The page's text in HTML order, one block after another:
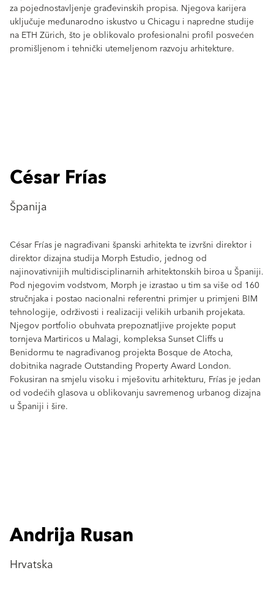
za pojednostavljenje građevinskih propisa. Njegova karijera
uključuje međunarodno iskustvo u Chicagu i napredne studije
na ETH Zürich, što je oblikovalo profesionalni profil posvećen
promišljenom i tehnički utemeljenom razvoju arhitekture.
César Frías
Španija
César Frías je nagrađivani španski arhitekta te izvršni direktor i
direktor dizajna studija Morph Estudio, jednog od
najinovativnijih multidisciplinarnih arhitektonskih biroa u Španiji.
Pod njegovim vodstvom, Morph je izrastao u tim sa više od 160
stručnjaka i postao nacionalni referentni primjer u primjeni BIM
tehnologije, održivosti i realizaciji velikih urbanih projekata.
Njegov portfolio obuhvata prepoznatljive projekte poput
tornjeva Martiricos u Malagi, kompleksa Sunset Cliffs u
Benidormu te nagrađivanog projekta Bosque de Atocha,
dobitnika nagrade Outstanding Property Award London.
Fokusiran na smjelu visoku i mješovitu arhitekturu, Frías je jedan
od vodećih glasova u oblikovanju savremenog urbanog dizajna
u Španiji i šire.
Andrija Rusan
Hrvatska